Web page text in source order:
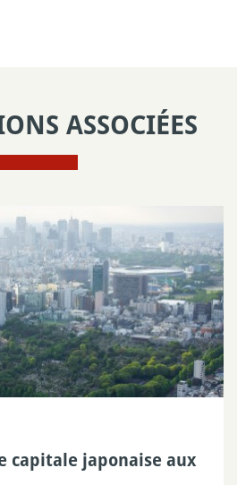
ASSOCIÉES
capitale japonaise aux